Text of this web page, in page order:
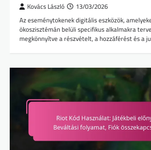
Kovács László 13/03/2026
Az eseménytokenek digitális eszközök,
ökoszisztémán belüli specifikus alkalmakra
megkönnyítve a részvételt, a hozzáférést és a